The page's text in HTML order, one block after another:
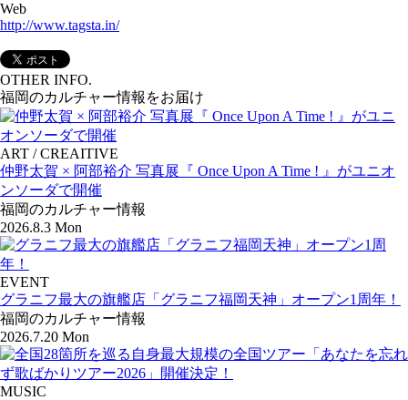
Web
http://www.tagsta.in/
OTHER INFO.
福岡のカルチャー情報をお届け
ART / CREAITIVE
仲野太賀 × 阿部裕介 写真展『 Once Upon A Time ! 』がユニオ
ンソーダで開催
福岡のカルチャー情報
2026.8.3 Mon
EVENT
グラニフ最大の旗艦店「グラニフ福岡天神」オープン1周年！
福岡のカルチャー情報
2026.7.20 Mon
MUSIC